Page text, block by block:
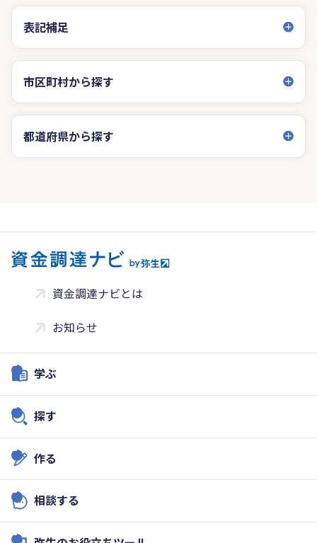
表記補足
市区町村から探す
都道府県から探す
資金調達ナビとは
お知らせ
学ぶ
探す
作る
相談する